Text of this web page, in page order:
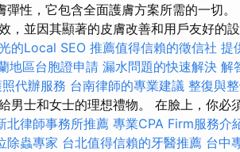
性，它包含全面護膚方案所需的一切
，並因其顯著的皮膚改善和用戶友好的
的Local SEO 推薦值得信賴的徵信社 提
地區台胞證申請 漏水問題的快速解決 解
代辦服務 台南律師的專業建議 整復與
男士和女士的理想禮物。 在臉上，你必
北律師事務所推薦 專業CPA Firm服務介
除蟲專家 台北值得信賴的牙醫推薦 台中